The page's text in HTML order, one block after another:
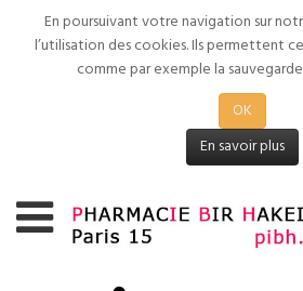
En poursuivant votre navigation sur
l’utilisation des cookies. Ils permettent
comme par exemple la
OK
En savoir plus